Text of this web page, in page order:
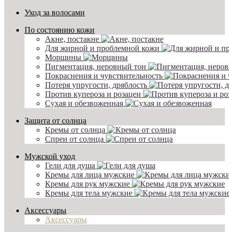
Уход за волосами
По состоянию кожи
Акне, постакне
Для жирной и проблемной кожи
Морщины
Пигментация, неровный тон
Покраснения и чувствительность
Потеря упругости, дряблость
Против купероза и розацеи
Сухая и обезвоженная
Защита от солнца
Кремы от солнца
Спреи от солнца
Мужской уход
Гели для душа
Кремы для лица мужские
Кремы для рук мужские
Кремы для тела мужские
Аксессуары
Аксессуары